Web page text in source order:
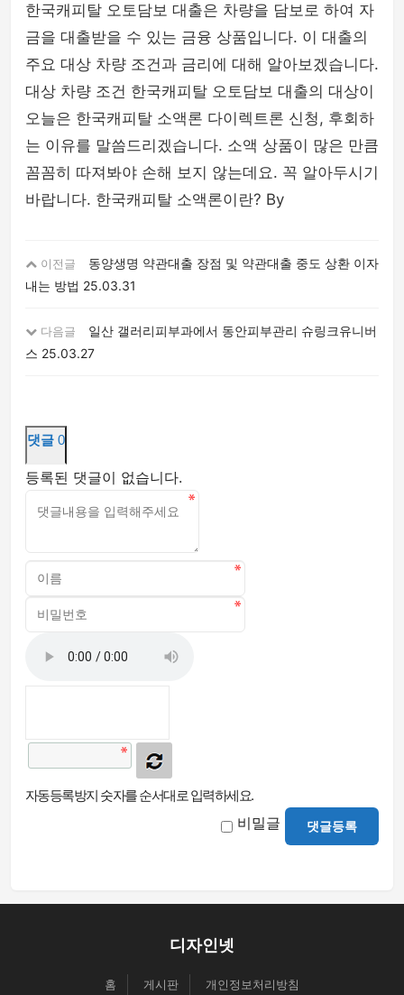
한국캐피탈 오토담보 대출은 차량을 담보로 하여 자
금을 대출받을 수 있는 금융 상품입니다. 이 대출의
주요 대상 차량 조건과 금리에 대해 알아보겠습니다.
대상 차량 조건 한국캐피탈 오토담보 대출의 대상이
오늘은 한국캐피탈 소액론 다이렉트론 신청, 후회하
는 이유를 말씀드리겠습니다. 소액 상품이 많은 만큼
꼼꼼히 따져봐야 손해 보지 않는데요. 꼭 알아두시기
바랍니다. 한국캐피탈 소액론이란? By
이전글
동양생명 약관대출 장점 및 약관대출 중도 상환 이자
내는 방법 25.03.31
다음글
일산 갤러리피부과에서 동안피부관리 슈링크유니버
스 25.03.27
댓글 0
등록된 댓글이 없습니다.
자동등록방지 숫자를 순서대로 입력하세요.
비밀글 댓글등록
디자인넷
홈 게시판 개인정보처리방침